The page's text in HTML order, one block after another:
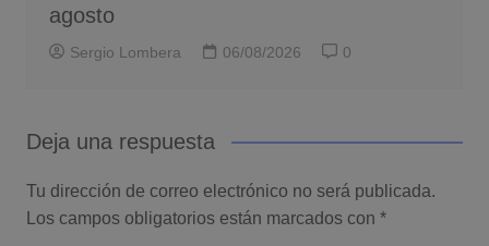
agosto
Sergio Lombera 06/08/2026 0
Deja una respuesta
Tu dirección de correo electrónico no será publicada.
Los campos obligatorios están marcados con *